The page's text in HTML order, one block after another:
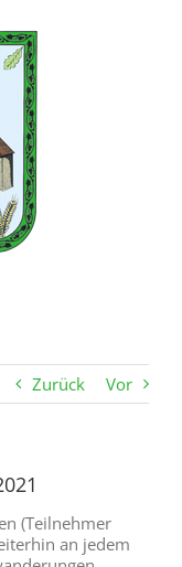
Zurück Vor
(Teilnehmer
an jedem